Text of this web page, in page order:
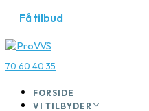
Få tilbud
70 60 40 35
FORSIDE
VI TILBYDER